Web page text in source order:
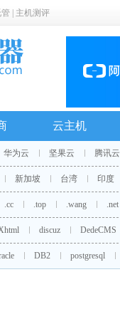
主机测评
云主机
华为云 坚果云 腾讯云
新加坡 台湾 印度
.cc .top .wang .net
discuz DedeCMS
DB2 postgresql